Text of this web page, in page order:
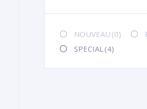
NOUVEAU (0)
SPECIAL (4)